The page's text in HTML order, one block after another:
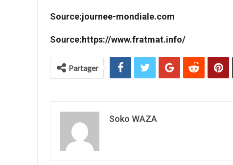
Source:journee-mondiale.com
Source:https://www.fratmat.info/
Partager
Soko WAZA